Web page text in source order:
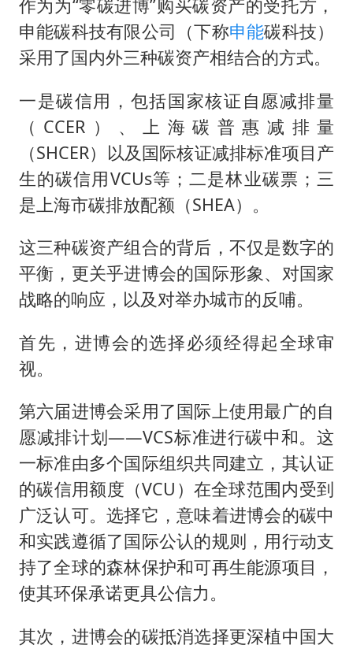
作为为“零碳进博”购买碳资产的受托方，
申能碳科技有限公司（下称申能碳科技）
采用了国内外三种碳资产相结合的方式。
一是碳信用，包括国家核证自愿减排量
（CCER）、上海碳普惠减排量
（SHCER）以及国际核证减排标准项目产
生的碳信用VCUs等；二是林业碳票；三
是上海市碳排放配额（SHEA）。
这三种碳资产组合的背后，不仅是数字的
平衡，更关乎进博会的国际形象、对国家
战略的响应，以及对举办城市的反哺。
首先，进博会的选择必须经得起全球审
视。
第六届进博会采用了国际上使用最广的自
愿减排计划——VCS标准进行碳中和。这
一标准由多个国际组织共同建立，其认证
的碳信用额度（VCU）在全球范围内受到
广泛认可。选择它，意味着进博会的碳中
和实践遵循了国际公认的规则，用行动支
持了全球的森林保护和可再生能源项目，
使其环保承诺更具公信力。
其次，进博会的碳抵消选择更深植中国大